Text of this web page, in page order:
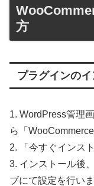
方
プラグインの
1. WordPress管理
ら「
2. 「今すぐインス
3. インストール後
ブにて設定を行い